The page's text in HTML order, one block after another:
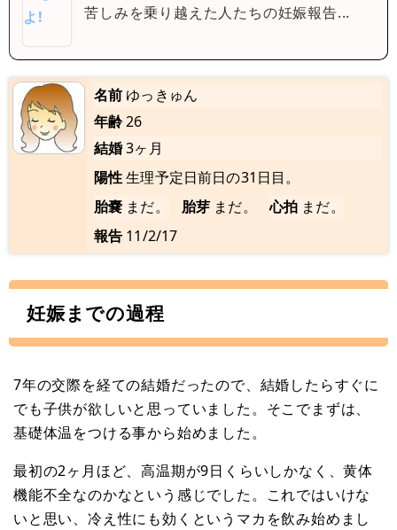
苦しみを乗り越えた人たちの妊娠報告...
名前 ゆっきゅん
年齢26
結婚3ヶ月
陽性生理予定日前日の31日目。
胎嚢 まだ。 胎芽 まだ。 心拍 まだ。
報告 11/2/17
妊娠までの過程
7年の交際を経ての結婚だったので、結婚したらすぐに
でも子供が欲しいと思っていました。そこでまずは、
基礎体温をつける事から始めました。
最初の2ヶ月ほど、高温期が9日くらいしかなく、黄体
機能不全なのかなという感じでした。これではいけな
いと思い、冷え性にも効くというマカを飲み始めまし